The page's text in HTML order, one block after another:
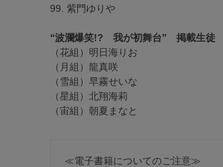
99. 紫門ゆりや
“波瀾爆笑!? 我が初舞台” 掲載生徒
（花組）明日海りお
（月組）龍真咲
（雪組）早霧せいな
（星組）北翔海莉
（宙組）朝夏まなと
≪電子書籍についてのご注意≫